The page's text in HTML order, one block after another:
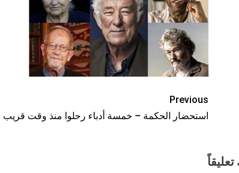
Previous
استحضار الحكمة – خمسة أدباء رحلوا منذ وقت قريب